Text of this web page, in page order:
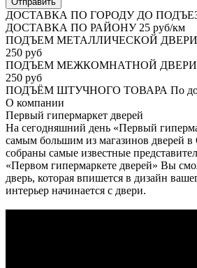
ДОСТАВКА ПО ГОРОДУ ДО
ДОСТАВКА ПО РАЙОНУ25 руб/км
ПОДЪЕМ МЕТАЛЛИЧЕСКОЙ
250 руб
ПОДЪЕМ МЕЖКОМНАТНОЙ
250 руб
ПОДЪЁМ ШТУЧНОГО ТОВАРА По
О компании
Первый гипермаркет дверей
На сегодняшний день «Первый
самым большим из магазинов дверей в
собраны самые известные
«Первом гипермаркете дверей» Вы
дверь, которая впишется в дизайн
интерьер начинается с двери.